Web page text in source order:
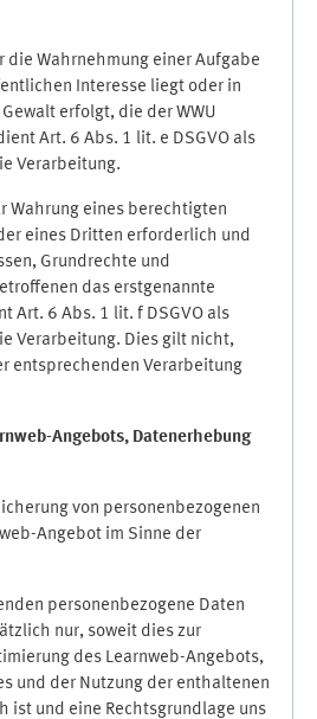
die Wahrnehmung einer Aufgabe
Interesse liegt oder in
erfolgt, die der WWU
Art. 6 Abs. 1 lit. e DSGVO als
Verarbeitung.
Wahrung eines berechtigten
eines Dritten erforderlich und
Grundrechte und
das erstgenannte
Art. 6 Abs. 1 lit. f DSGVO als
Verarbeitung. Dies gilt nicht,
entsprechenden Verarbeitung
Angebots, Datenerhebung
von personenbezogenen
Angebot im Sinne der
personenbezogene Daten
nur, soweit dies zur
des Learnweb-Angebots,
und der Nutzung der enthaltenen
ist und eine Rechtsgrundlage uns